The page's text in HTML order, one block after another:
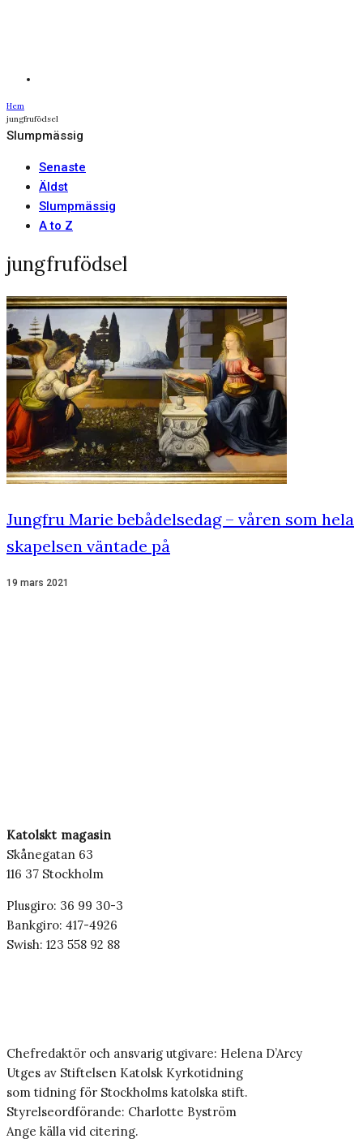
Hem
jungfrufödsel
Slumpmässig
Senaste
Äldst
Slumpmässig
A to Z
jungfrufödsel
Jungfru Marie bebådelsedag – våren som hela
skapelsen väntade på
19 mars 2021
Katolskt magasin
Skånegatan 63
116 37 Stockholm
Plusgiro: 36 99 30-3
Bankgiro: 417-4926
Swish: 123 558 92 88
Chefredaktör och ansvarig utgivare: Helena D’Arcy
Utges av Stiftelsen Katolsk Kyrkotidning
som tidning för Stockholms katolska stift.
Styrelseordförande: Charlotte Byström
Ange källa vid citering.